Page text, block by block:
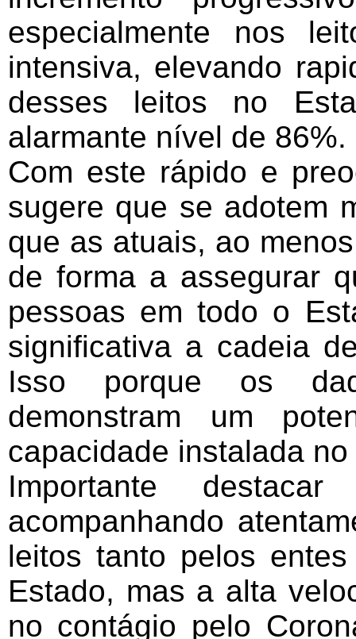
especialmente nos
intensiva, elevando
desses leitos no
alarmante nível de 86%.
Com este rápido e
sugere que se adotem
que as atuais, ao
de forma a assegurar
pessoas em todo o
significativa a cadeia
Isso porque os
demonstram um
capacidade instalada
Importante
acompanhando
leitos tanto pelos
Estado, mas a alta
no contágio pelo